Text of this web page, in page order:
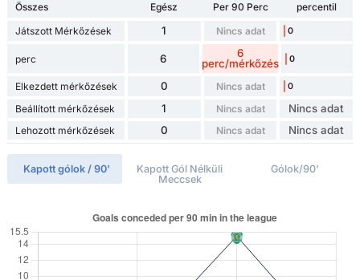
Összes Egész Per 90 Perc
percentil
Játszott Mérkőzések
1 Nincs adat 0
perc 6
6
perc/mérkőzés
0
Elkezdett mérkőzések 0 Nincs adat 0
Beállított mérkőzések 1 Nincs adat Nincs adat
Lehozott mérkőzések 0 Nincs adat Nincs adat
Kapott gólok / 90'
Kapott Gól Nélküli
Meccsek
Gólok/90'